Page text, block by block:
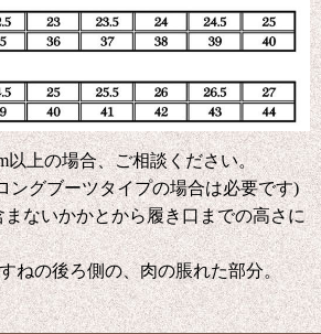
上の場合、ご相談ください。
グブーツタイプの場合は必要です)
ないかかとから履き口までの高さに
ねの後ろ側の、肉の脹れた部分。